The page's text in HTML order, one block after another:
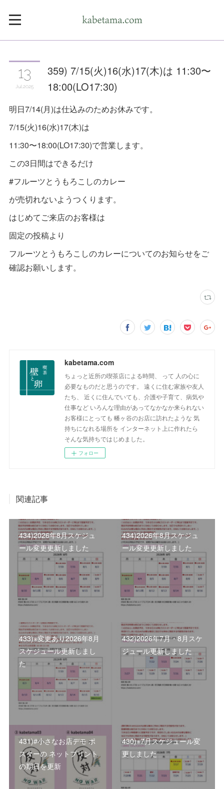
13
Jul 2025
359) 7/15(火)16(水)17(木)は 11:30〜
18:00(LO17:30)
明日7/14(月)は仕込みのためお休みです。
7/15(火)16(水)17(木)は
11:30〜18:00(LO17:30)で営業します。
この3日間はできるだけ
#フルーツとうもろこしのカレー
が売切れないようつくります。
はじめてご来店のお客様は
固定の投稿より
フルーツとうもろこしのカレーについてのお知らせをご
確認お願いします。
kabetama.com
ちょっと近所の喫茶店による時間、 って 人の心に
必要なものだと思うのです。 遠くに住む家族や友人
たち、 近くに住んでいても、介護や子育て、病気や
仕事など いろんな理由があってなかなか来られない
お客様にとっても 幡ヶ谷のお店に訪れたような 気
持ちになれる場所を インターネット上に作れたら
そんな気持ちではじめました。
フォロー
関連記事
434)2026年8月スケジュ
ール変更更新しました
434)2026年8月スケジュ
ール変更更新しました
433)※変更あり2026年8月
スケジュール更新しまし
た
432)2026年7月・8月スケ
ジュール更新しました
431)#小さなお店デモ ポ
スターの ネットプリント
の期日を更新
430)※7月スケジュール変
更しました